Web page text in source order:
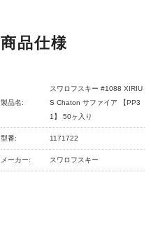
商品仕様
製品名:
スワロフスキー #1088 XIRIU
S Chaton サファイア 【PP3
1】 50ヶ入り
型番: 1171722
メーカー: スワロフスキー